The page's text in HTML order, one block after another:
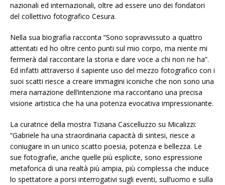
nazionali ed internazionali, oltre ad essere uno dei fondatori
del collettivo fotografico Cesura.
Nella sua biografia racconta “Sono sopravvissuto a quattro
attentati ed ho oltre cento punti sul mio corpo, ma niente mi
fermerà dal raccontare la storia e dare voce a chi non ne ha”.
Ed infatti attraverso il sapiente uso del mezzo fotografico con i
suoi scatti riesce a creare immagini iconiche che non sono una
mera narrazione dell’intenzione ma raccontano una precisa
visione artistica che ha una potenza evocativa impressionante.
La curatrice della mostra Tiziana Cascelluzzo su Micalizzi:
“Gabriele ha una straordinaria capacità di sintesi, riesce a
coniugare in un unico scatto poesia, potenza e bellezza. Le
sue fotografie, anche quelle più esplicite, sono espressione
metaforica di una realtà più ampia, più complessa che induce
lo spettatore a porsi interrogativi sugli eventi, sull’uomo e sulla